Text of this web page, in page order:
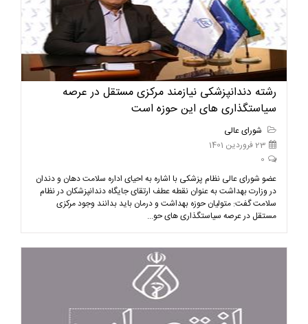
رشته دندانپزشکی نیازمند مرکزی مستقل در عرصه
سیاستگذاری های این حوزه است
شورای عالی
23 فروردین 1401
0
عضو شورای عالی نظام پزشکی با اشاره به احیای اداره سلامت دهان و دندان
در وزارت بهداشت به عنوان نقطه عطف ارتقای جایگاه دندانپزشکان در نظام
سلامت گفت: متولیان حوزه بهداشت و درمان باید بدانند وجود مرکزی
مستقل در عرصه سیاستگذاری های حو...